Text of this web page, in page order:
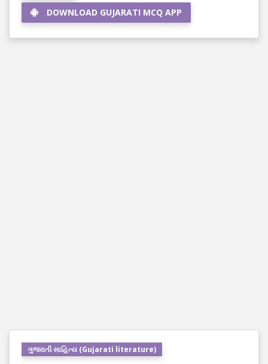
DOWNLOAD GUJARATI MCQ APP
ગુજરાતી સાહિત્ય (Gujarati literature)